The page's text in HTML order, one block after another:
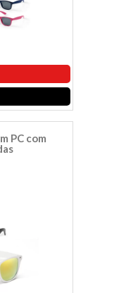
PC com